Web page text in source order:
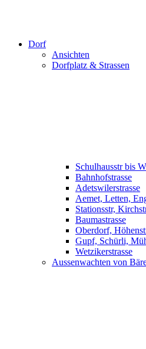
Dorf
Ansichten
Dorfplatz & Strassen
Schulhausstr bis
Bahnhofstrasse
Adetswilerstrasse
Aemet, Letten,
Stationsstr,
Baumastrasse
Oberdorf,
Gupf, Schürli,
Wetzikerstrasse
Aussenwachten von